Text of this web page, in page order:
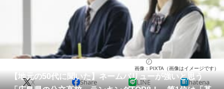
教育・育児
リサーチ
会員記事
【地元の50代に聞いた】ネームバリューが強いと思う
画像：PIXTA（画像はイメージです）
X Share LINE hatena